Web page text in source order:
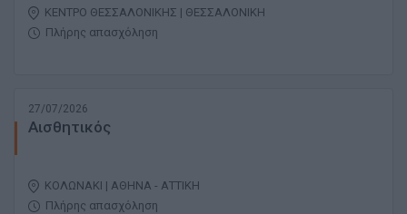
ΚΕΝΤΡΟ ΘΕΣΣΑΛΟΝΙΚΗΣ | ΘΕΣΣΑΛΟΝΙΚΗ
Πλήρης απασχόληση
27/07/2026
Αισθητικός
ΚΟΛΩΝΑΚΙ | ΑΘΗΝΑ - ΑΤΤΙΚΗ
Πλήρης απασχόληση